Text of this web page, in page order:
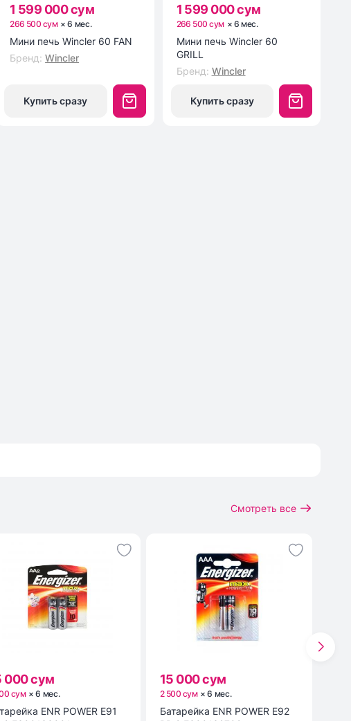
1 599 000 сум
266 500 сум ×6 мес.
Мини печь Wincler 60 FAN
Бренд: Wincler
Купить сразу
1 599 000 сум
266 500 сум × 6 мес.
Мини печь Wincler 60
GRILL
Бренд: Wincler
Купить сразу
Смотреть все
000 сум
сум ×6 мес.
ENR POWER E91
15 000 сум
2 500 сум ×6 мес.
Батарейка ENR POWER E92